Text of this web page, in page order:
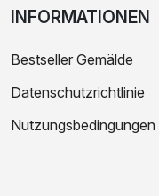
INFORMATIONEN
Bestseller Gemälde
Datenschutzrichtlinie
Nutzungsbedingungen